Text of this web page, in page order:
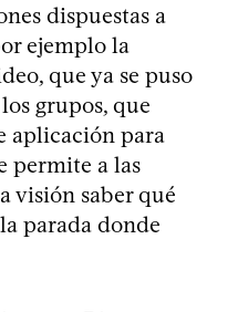
dispuestas a
ejemplo la
que ya se puso
grupos, que
aplicación para
permite a las
visión saber qué
parada donde